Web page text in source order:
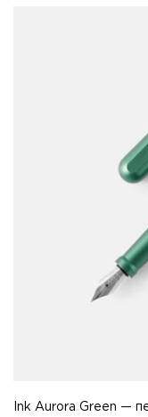
Ink Aurora Green —